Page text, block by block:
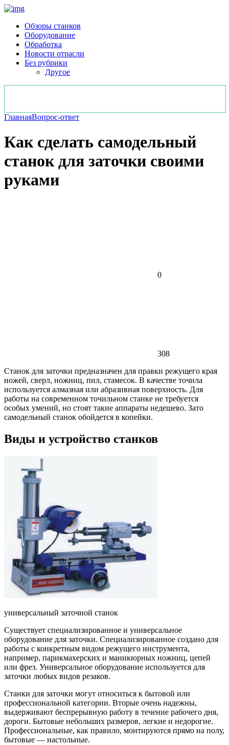
Обзоры станков
Оборудование
Обработка
Новости отрасли
Без рубрики
Другое
ГлавнаяВопрос-ответ
Как сделать самодельный
станок для заточки своими
руками
0
308
Станок для заточки предназначен для правки режущего края
ножей, сверл, ножниц, пил, стамесок. В качестве точила
используется алмазная или абразивная поверхность. Для
работы на современном точильном станке не требуется
особых умений, но стоят такие аппараты недешево. Зато
самодельный станок обойдется в копейки.
Виды и устройство станков
универсальный заточной станок
Существует специализированное и универсальное
оборудование для заточки. Специализированное создано для
работы с конкретным видом режущего инструмента,
например, парикмахерских и маникюрных ножниц, цепей
или фрез. Универсальное оборудование используется для
заточки любых видов резаков.
Станки для заточки могут относиться к бытовой или
профессиональной категории. Вторые очень надежны,
выдерживают беспрерывную работу в течение рабочего дня,
дороги. Бытовые небольших размеров, легкие и недорогие.
Профессиональные, как правило, монтируются прямо на полу,
бытовые — настольные.